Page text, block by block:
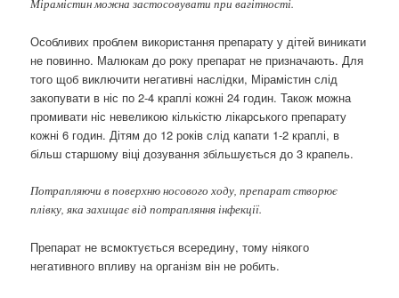
Мірамістин можна застосовувати при вагітності.
Особливих проблем використання препарату у дітей виникати
не повинно. Малюкам до року препарат не призначають. Для
того щоб виключити негативні наслідки, Мірамістин слід
закопувати в ніс по 2-4 краплі кожні 24 годин. Також можна
промивати ніс невеликою кількістю лікарського препарату
кожні 6 годин. Дітям до 12 років слід капати 1-2 краплі, в
більш старшому віці дозування збільшується до 3 крапель.
Потрапляючи в поверхню носового ходу, препарат створює
плівку, яка захищає від потрапляння інфекції.
Препарат не всмоктується всередину, тому ніякого
негативного впливу на організм він не робить.